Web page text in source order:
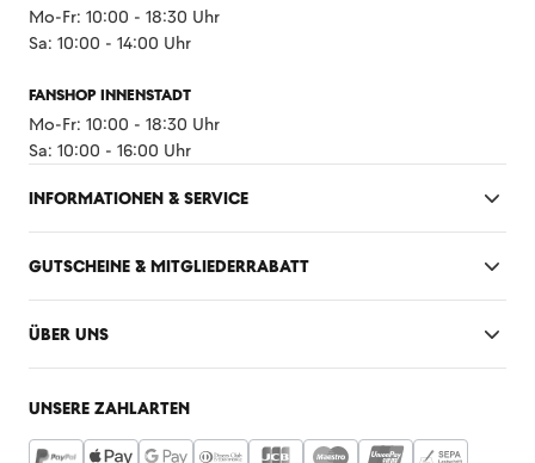
Mo-Fr: 10:00 - 18:30 Uhr
Sa: 10:00 - 14:00 Uhr
FANSHOP INNENSTADT
Mo-Fr: 10:00 - 18:30 Uhr
Sa: 10:00 - 16:00 Uhr
INFORMATIONEN & SERVICE
GUTSCHEINE & MITGLIEDERRABATT
ÜBER UNS
UNSERE ZAHLARTEN